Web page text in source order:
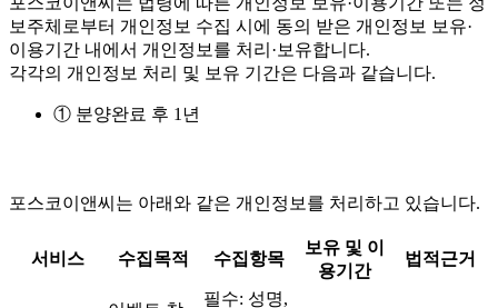
보주체로부터 개인정보 수집 시에 동의 받은 개인정보 보유·
이용기간 내에서 개인정보를 처리·보유합니다.
각각의 개인정보 처리 및 보유 기간은 다음과 같습니다.
① 분양완료 후 1년
포스코이앤씨는 아래와 같은 개인정보를 처리하고 있습니다.
서비스 수집목적 수집항목
보유 및 이
용기간
법적근거
필수: 성명,